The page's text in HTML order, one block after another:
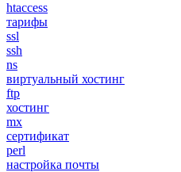
htaccess
тарифы
ssl
ssh
ns
виртуальный хостинг
ftp
хостинг
mx
сертификат
perl
настройка почты